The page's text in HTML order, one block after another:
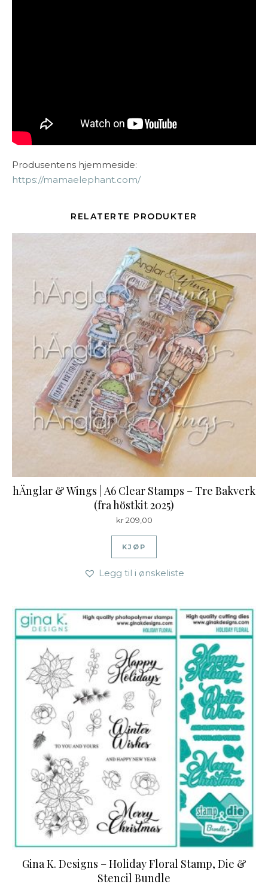
Produsentens hjemmeside:
https://mamaelephant.com/
RELATERTE PRODUKTER
hÄnglar & Wings | A6 Clear Stamps – Tre Bakverk
(fra höstkit 2025)
kr209,00
KJØP
Legg til i ønskeliste
Gina K. Designs – Holiday Floral Stamp, Die &
Stencil Bundle